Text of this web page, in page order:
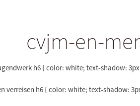
cvjm-en-
h6 { color: white; text-shadow: 3px
verreisen h6 { color: white; text-shadow: